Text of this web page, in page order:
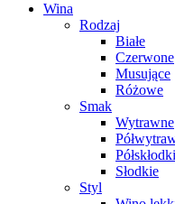
Wina
Rodzaj
Białe
Czerwone
Musujące
Różowe
Smak
Wytrawne
Słodkie
Styl